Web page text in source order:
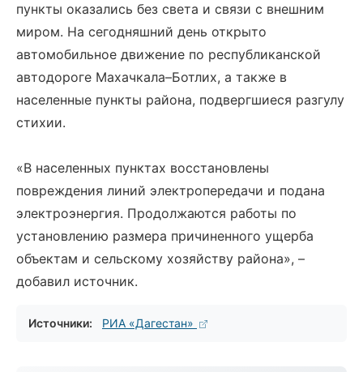
пункты оказались без света и связи с внешним
миром. На сегодняшний день открыто
автомобильное движение по республиканской
автодороге Махачкала–Ботлих, а также в
населенные пункты района, подвергшиеся разгулу
стихии.
«В населенных пунктах восстановлены
повреждения линий электропередачи и подана
электроэнергия. Продолжаются работы по
установлению размера причиненного ущерба
объектам и сельскому хозяйству района», –
добавил источник.
Источники: РИА «Дагестан»